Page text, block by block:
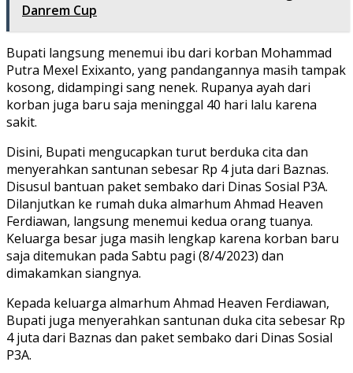
Danrem Cup
Bupati langsung menemui ibu dari korban Mohammad
Putra Mexel Exixanto, yang pandangannya masih tampak
kosong, didampingi sang nenek. Rupanya ayah dari
korban juga baru saja meninggal 40 hari lalu karena
sakit.
Disini, Bupati mengucapkan turut berduka cita dan
menyerahkan santunan sebesar Rp 4 juta dari Baznas.
Disusul bantuan paket sembako dari Dinas Sosial P3A.
Dilanjutkan ke rumah duka almarhum Ahmad Heaven
Ferdiawan, langsung menemui kedua orang tuanya.
Keluarga besar juga masih lengkap karena korban baru
saja ditemukan pada Sabtu pagi (8/4/2023) dan
dimakamkan siangnya.
Kepada keluarga almarhum Ahmad Heaven Ferdiawan,
Bupati juga menyerahkan santunan duka cita sebesar Rp
4 juta dari Baznas dan paket sembako dari Dinas Sosial
P3A.